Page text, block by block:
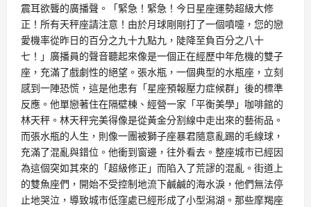
震耳欲聾的廣播聲。「緊急！緊急！今日星座運勢超級大修
正！所有天秤座請注意！由於月球剛剛打了一個噴嚏，您的戀
愛機率從昨日的百分之九十九點九，陡降至負百分之八十
七！」廣播員的聲音聽起來像是一個正在經歷中年危機的雙子
座，充滿了戲劇性的絕望。張水瓶，一個典型的水瓶座，立刻
感到一陣恐慌，這是他患有「星座預報壓力症候群」後的標準
反應。他單戀著住在隔壁棟、經營一家「平衡美學」咖啡館的
林天秤。林天秤完美得像是從黃金分割線中走出來的藝術品。
而張水瓶的人生，則像一團被獅子座暴君隨意亂踢的毛線球，
充滿了混亂與錯位。他衝到窗邊，往外看去。整座城市已經因
為這個突如其來的「超級修正」而陷入了荒謬的混亂。街道上
的雙魚座們，開始不受控制地流下鹹鹹的海水淚，他們無法停
止地哭泣，導致城市低窪處已經形成了小型潟湖。那些摩羯座